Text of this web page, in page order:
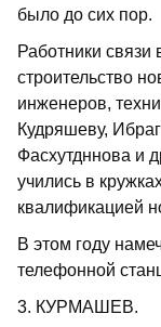
было до сих пор.
Работники
строительство
инженеров,
Кудряшеву,
Фасхутдннова и
учились в
квалификацией
В этом году
телефонной
3. КУРМАШЕВ.